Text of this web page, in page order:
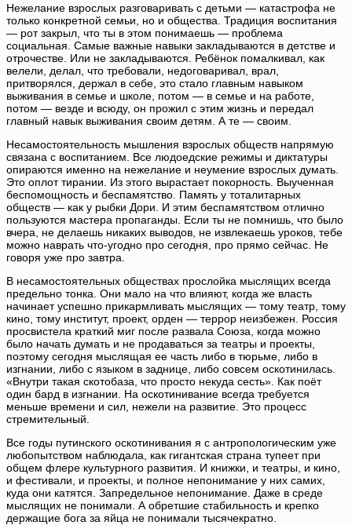
Нежелание взрослых разговаривать с детьми — катастрофа не
только конкретной семьи, но и общества. Традиция воспитания
— рот закрыл, что ты в этом понимаешь — проблема
социальная. Самые важные навыки закладываются в детстве и
отрочестве. Или не закладываются. Ребёнок помалкивал, как
велели, делал, что требовали, недоговаривал, врал,
притворялся, держал в себе, это стало главным навыком
выживания в семье и школе, потом — в семье и на работе,
потом — везде и всюду, он прожил с этим жизнь и передал
главный навык выживания своим детям. А те — своим.
Несамостоятельность мышления взрослых обществ напрямую
связана с воспитанием. Все людоедские режимы и диктатуры
опираются именно на нежелание и неумение взрослых думать.
Это оплот тирании. Из этого вырастает покорность. Выученная
беспомощность и беспамятство. Память у тоталитарных
обществ — как у рыбки Дори. И этим беспамятством отлично
пользуются мастера пропаганды. Если ты не помнишь, что было
вчера, не делаешь никаких выводов, не извлекаешь уроков, тебе
можно наврать что-угодно про сегодня, про прямо сейчас. Не
говоря уже про завтра.
В несамостоятельных обществах прослойка мыслящих всегда
предельно тонка. Они мало на что влияют, когда же власть
начинает успешно прикармливать мыслящих — тому театр, тому
кино, тому институт, проект, орден — террор неизбежен. Россия
просвистела краткий миг после развала Союза, когда можно
было начать думать и не продаваться за театры и проекты,
поэтому сегодня мыслящая ее часть либо в тюрьме, либо в
изгнании, либо с языком в заднице, либо совсем оскотинилась.
«Внутри такая скотобаза, что просто некуда сесть». Как поёт
один бард в изгнании. На оскотинивание всегда требуется
меньше времени и сил, нежели на развитие. Это процесс
стремительный.
Все годы путинского оскотинивания я с антропологическим уже
любопытством наблюдала, как гигантская страна тупеет при
общем флере культурного развития. И книжки, и театры, и кино,
и фестивали, и проекты, и полное непонимание у них самих,
куда они катятся. Запредельное непонимание. Даже в среде
мыслящих не понимали. А обретшие стабильность и крепко
держащие бога за яйца не понимали тысячекратно.